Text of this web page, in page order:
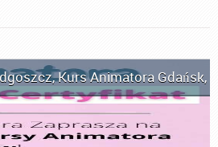
,Kurs Animatora Gdańsk,